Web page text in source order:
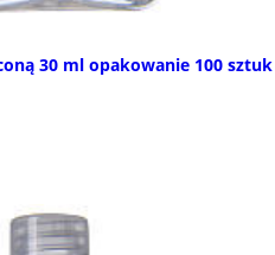
30 ml opakowanie 100 sztuk